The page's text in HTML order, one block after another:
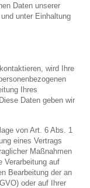
Daten unserer
unter Einhaltung
wird Ihre
Ihres
Daten geben wir
von Art. 6 Abs. 1
eines Vertrags
Maßnahmen
Verarbeitung auf
Bearbeitung der an
oder auf Ihrer